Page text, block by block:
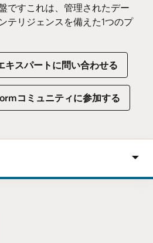
ですこれは、管理されたデー
テリジェンスを備えた1つのプ
スパートに問い合わせる
コミュニティに参加する